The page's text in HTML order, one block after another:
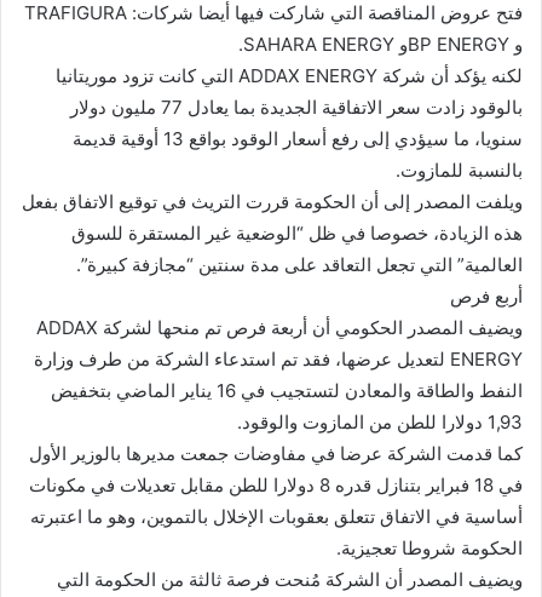
فتح عروض المناقصة التي شاركت فيها أيضا شركات: TRAFIGURA
و BP ENERGYو SAHARA ENERGY.
لكنه يؤكد أن شركة ADDAX ENERGY التي كانت تزود موريتانيا
بالوقود زادت سعر الاتفاقية الجديدة بما يعادل 77 مليون دولار
سنويا، ما سيؤدي إلى رفع أسعار الوقود بواقع 13 أوقية قديمة
بالنسبة للمازوت.
ويلفت المصدر إلى أن الحكومة قررت التريث في توقيع الاتفاق بفعل
هذه الزيادة، خصوصا في ظل “الوضعية غير المستقرة للسوق
العالمية” التي تجعل التعاقد على مدة سنتين “مجازفة كبيرة”.
أربع فرص
ويضيف المصدر الحكومي أن أربعة فرص تم منحها لشركة ADDAX
ENERGY لتعديل عرضها، فقد تم استدعاء الشركة من طرف وزارة
النفط والطاقة والمعادن لتستجيب في 16 يناير الماضي بتخفيض
1,93 دولارا للطن من المازوت والوقود.
كما قدمت الشركة عرضا في مفاوضات جمعت مديرها بالوزير الأول
في 18 فبراير بتنازل قدره 8 دولارا للطن مقابل تعديلات في مكونات
أساسية في الاتفاق تتعلق بعقوبات الإخلال بالتموين، وهو ما اعتبرته
الحكومة شروطا تعجيزية.
ويضيف المصدر أن الشركة مُنحت فرصة ثالثة من الحكومة التي